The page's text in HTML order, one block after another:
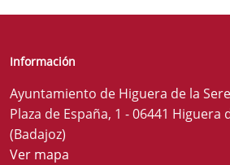
Información
Ayuntamiento de Higuera de la
Plaza de España, 1 - 06441 Higuera
(Badajoz)
Ver mapa